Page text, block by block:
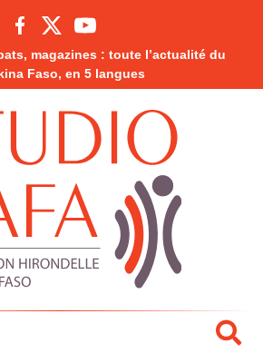
magazines : toute l’actualité du
Faso, en 5 langues